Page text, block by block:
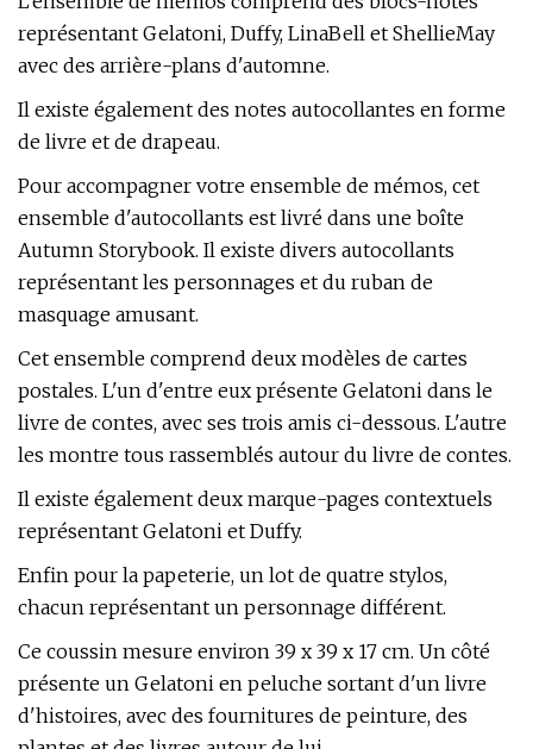
représentant Gelatoni, Duffy, LinaBell et ShellieMay
avec des arrière-plans d'automne.
Il existe également des notes autocollantes en forme
de livre et de drapeau.
Pour accompagner votre ensemble de mémos, cet
ensemble d'autocollants est livré dans une boîte
Autumn Storybook. Il existe divers autocollants
représentant les personnages et du ruban de
masquage amusant.
Cet ensemble comprend deux modèles de cartes
postales. L'un d'entre eux présente Gelatoni dans le
livre de contes, avec ses trois amis ci-dessous. L'autre
les montre tous rassemblés autour du livre de contes.
Il existe également deux marque-pages contextuels
représentant Gelatoni et Duffy.
Enfin pour la papeterie, un lot de quatre stylos,
chacun représentant un personnage différent.
Ce coussin mesure environ 39 x 39 x 17 cm. Un côté
présente un Gelatoni en peluche sortant d'un livre
d'histoires, avec des fournitures de peinture, des